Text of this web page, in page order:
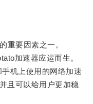
要因素之一。
加速器应运而生。
机上使用的网络加速
且可以给用户更加稳